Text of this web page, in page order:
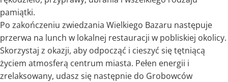
pamiątki.
Po zakończeniu zwiedzania Wielkiego Bazaru następuje
przerwa na lunch w lokalnej restauracji w pobliskiej okolicy.
Skorzystaj z okazji, aby odpocząć i cieszyć się tętniącą
życiem atmosferą centrum miasta. Pełen energii i
zrelaksowany, udasz się następnie do Grobowców